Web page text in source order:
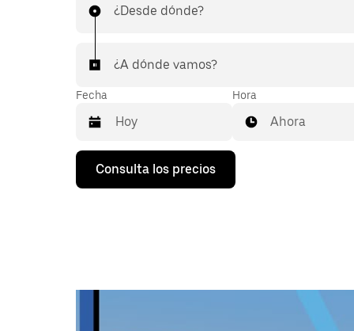
¿Desde dónde?
¿A dónde vamos?
Fecha
Pulsa
flecha
y
Hora
Ahora
Consulta los precios